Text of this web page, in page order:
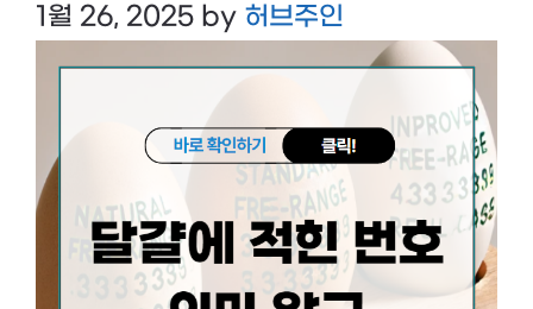
1월 26, 2025 by 허브주인